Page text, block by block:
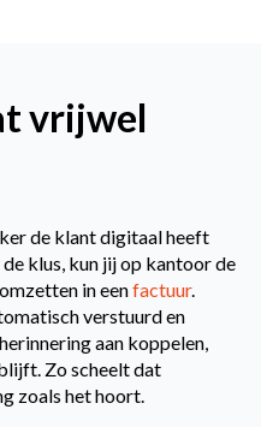
vrijwel
de klant digitaal heeft
klus, kun jij op kantoor de
in eenfactuur.
verstuurd en
aan koppelen,
Zo scheelt dat
zoals het hoort.